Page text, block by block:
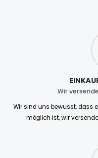
Wir
Wir sind uns bewusst, dass
möglich ist, wir